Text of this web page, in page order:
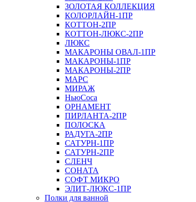
ЗОЛОТАЯ КОЛЛЕКЦИЯ
КОЛОРЛАЙН-1ПР
КОТТОН-2ПР
КОТТОН-ЛЮКС-2ПР
ЛЮКС
МАКАРОНЫ ОВАЛ-1ПР
МАКАРОНЫ-1ПР
МАКАРОНЫ-2ПР
МАРС
МИРАЖ
НьюСоса
ОРНАМЕНТ
ПИРЛАНТА-2ПР
ПОЛОСКА
РАДУГА-2ПР
САТУРН-1ПР
САТУРН-2ПР
СЛЕНЧ
СОНАТА
СОФТ МИКРО
ЭЛИТ-ЛЮКС-1ПР
Полки для ванной